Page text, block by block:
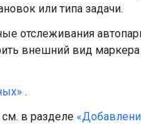
или типа задачи.
отслеживания
внешний вид
.
в разделе